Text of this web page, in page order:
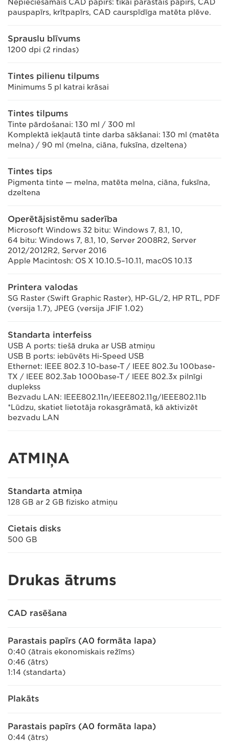
Nepieciešamais CAD papīrs: tikai parastais papīrs, CAD
pauspapīrs, krītpapīrs, CAD caurspīdīga matēta plēve.
Sprauslu blīvums
1200 dpi (2 rindas)
Tintes pilienu tilpums
Minimums 5 pl katrai krāsai
Tintes tilpums
Tinte pārdošanai: 130 ml / 300 ml
Komplektā iekļautā tinte darba sākšanai: 130 ml (matēta
melna) / 90 ml (melna, ciāna, fuksīna, dzeltena)
Tintes tips
Pigmenta tinte — melna, matēta melna, ciāna, fuksīna,
dzeltena
Operētājsistēmu saderība
Microsoft Windows 32 bitu: Windows 7, 8.1, 10,
64 bitu: Windows 7, 8.1, 10, Server 2008R2, Server
2012/2012R2, Server 2016
Apple Macintosh: OS X 10.10.5–10.11, macOS 10.13
Printera valodas
SG Raster (Swift Graphic Raster), HP-GL/2, HP RTL, PDF
(versija 1.7), JPEG (versija JFIF 1.02)
Standarta interfeiss
USB A ports: tiešā druka ar USB atmiņu
USB B ports: iebūvēts Hi-Speed USB
Ethernet: IEEE 802.3 10-base-T / IEEE 802.3u 100base-
TX / IEEE 802.3ab 1000base-T / IEEE 802.3x pilnīgi
duplekss
Bezvadu LAN: IEEE802.11n/IEEE802.11g/IEEE802.11b
*Lūdzu, skatiet lietotāja rokasgrāmatā, kā aktivizēt
bezvadu LAN
ATMIŅA
Standarta atmiņa
128 GB ar 2 GB fizisko atmiņu
Cietais disks
500 GB
Drukas ātrums
CAD rasēšana
Parastais papīrs (A0 formāta lapa)
0:40 (ātrais ekonomiskais režīms)
0:46 (ātrs)
1:14 (standarta)
Plakāts
Parastais papīrs (A0 formāta lapa)
0:44 (ātrs)